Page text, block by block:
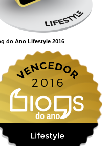
do Ano Lifestyle 2016